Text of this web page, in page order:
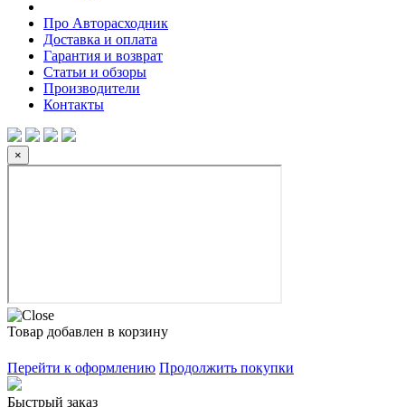
Про Авторасходник
Доставка и оплата
Гарантия и возврат
Статьи и обзоры
Производители
Контакты
×
Товар добавлен в корзину
Перейти к оформлению Продолжить покупки
Быстрый заказ